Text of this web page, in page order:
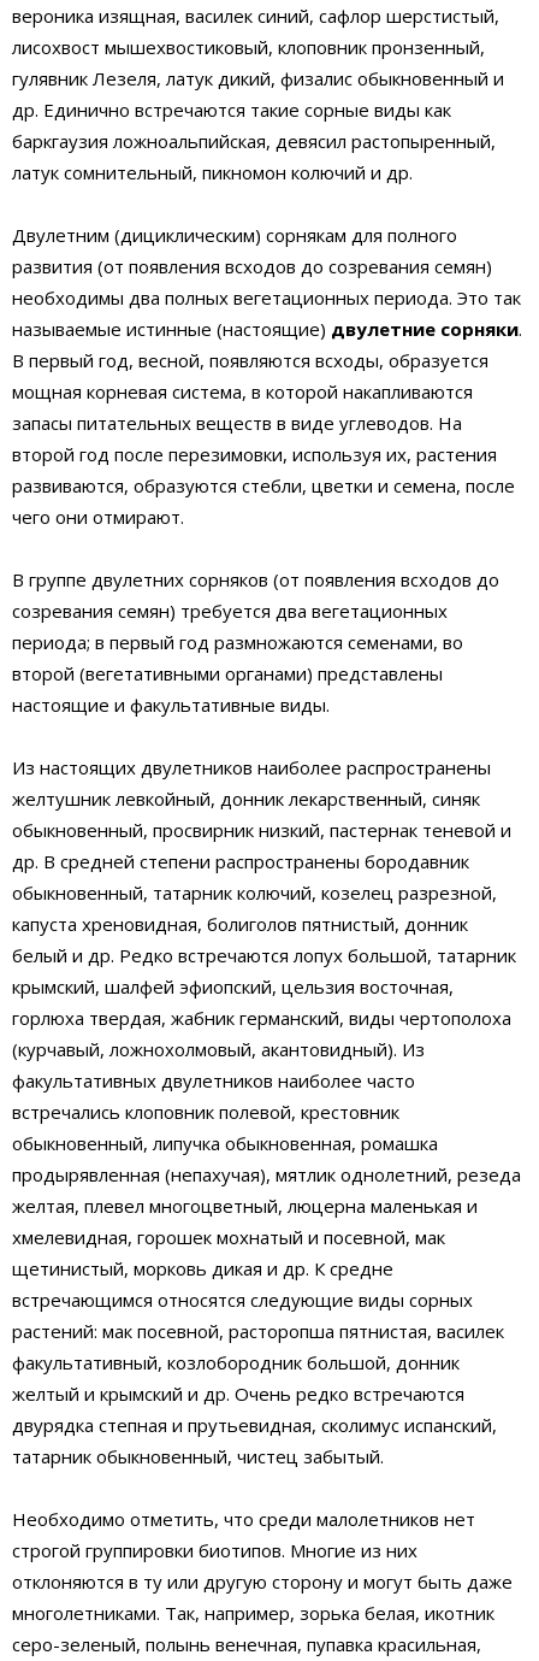
вероника изящная, василек синий, сафлор шерстистый,
лисохвост мышехвостиковый, клоповник пронзенный,
гулявник Лезеля, латук дикий, физалис обыкновенный и
др. Единично встречаются такие сорные виды как
баркгаузия ложноальпийская, девясил растопыренный,
латук сомнительный, пикномон колючий и др.
Двулетним (дициклическим) сорнякам для полного
развития (от появления всходов до созревания семян)
необходимы два полных вегетационных периода. Это так
называемые истинные (настоящие) двулетние сорняки.
В первый год, весной, появляются всходы, образуется
мощная корневая система, в которой накапливаются
запасы питательных веществ в виде углеводов. На
второй год после перезимовки, используя их, растения
развиваются, образуются стебли, цветки и семена, после
чего они отмирают.
В группе двулетних сорняков (от появления всходов до
созревания семян) требуется два вегетационных
периода; в первый год размножаются семенами, во
второй (вегетативными органами) представлены
настоящие и факультативные виды.
Из настоящих двулетников наиболее распространены
желтушник левкойный, донник лекарственный, синяк
обыкновенный, просвирник низкий, пастернак теневой и
др. В средней степени распространены бородавник
обыкновенный, татарник колючий, козелец разрезной,
капуста хреновидная, болиголов пятнистый, донник
белый и др. Редко встречаются лопух большой, татарник
крымский, шалфей эфиопский, цельзия восточная,
горлюха твердая, жабник германский, виды чертополоха
(курчавый, ложнохолмовый, акантовидный). Из
факультативных двулетников наиболее часто
встречались клоповник полевой, крестовник
обыкновенный, липучка обыкновенная, ромашка
продырявленная (непахучая), мятлик однолетний, резеда
желтая, плевел многоцветный, люцерна маленькая и
хмелевидная, горошек мохнатый и посевной, мак
щетинистый, морковь дикая и др. К средне
встречающимся относятся следующие виды сорных
растений: мак посевной, расторопша пятнистая, василек
факультативный, козлобородник большой, донник
желтый и крымский и др. Очень редко встречаются
двурядка степная и прутьевидная, сколимус испанский,
татарник обыкновенный, чистец забытый.
Необходимо отметить, что среди малолетников нет
строгой группировки биотипов. Многие из них
отклоняются в ту или другую сторону и могут быть даже
многолетниками. Так, например, зорька белая, икотник
серо-зеленый, полынь венечная, пупавка красильная,